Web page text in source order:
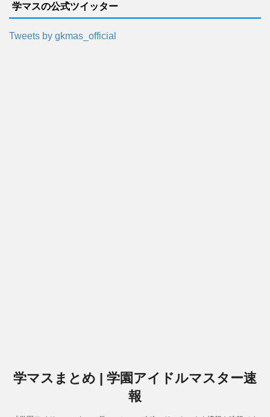
学マスの公式ツイッター
Tweets by gkmas_official
学マスまとめ | 学園アイドルマスター速
報